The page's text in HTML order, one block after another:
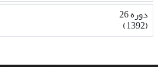
دوره 26
(1392)